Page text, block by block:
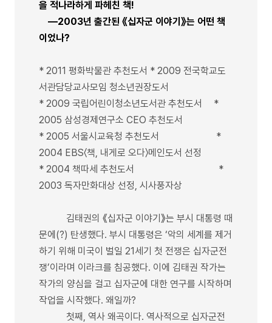
을 적나라하게 파헤친 책!
―2003년 출간된 《십자군 이야기》는 어떤 책
이었나?
* 2011 평화박물관 추천도서 * 2009 전국학교도
서관담당교사모임 청소년권장도서
* 2009 국립어린이청소년도서관 추천도서 *
2005 삼성경제연구소 CEO 추천도서
* 2005 서울시교육청 추천도서 *
2004 EBS〈책, 내게로 오다〉메인도서 선정
* 2004 책따세 추천도서 *
2003 독자만화대상 선정, 시사풍자상
김태권의 《십자군 이야기》는 부시 대통령 때
문에(?) 탄생했다. 부시 대통령은 ‘악의 세계를 제거
하기 위해 미국이 벌일 21세기 첫 전쟁은 십자군전
쟁’이라며 이라크를 침공했다. 이에 김태권 작가는
작가의 양심을 걸고 십자군에 대한 연구를 시작하며
작업을 시작했다. 왜일까?
첫째, 역사 왜곡이다. 역사적으로 십자군전